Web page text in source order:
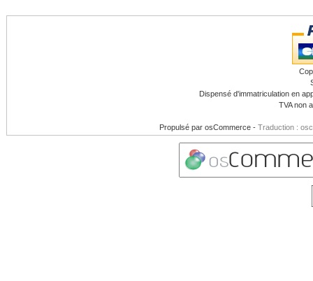
Dispensé d'immatriculation en
TVA non
Propulsé par osCommerce - Traduction :